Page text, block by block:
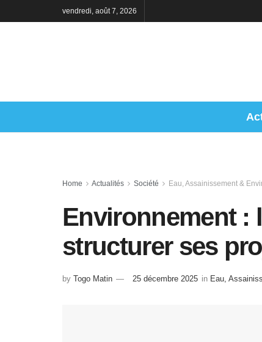
vendredi, août 7, 2026
Home Actualités Société Eau, Assainissement &
Environnement :
structurer ses
by Togo Matin 25 décembre 2025 in Eau,